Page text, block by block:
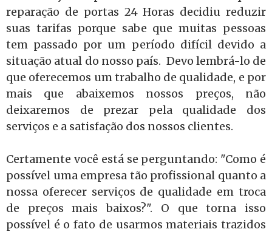
reparação de portas 24 Horas decidiu reduzir
suas tarifas porque sabe que muitas pessoas
tem passado por um período difícil devido a
situação atual do nosso país. Devo lembrá-lo de
que oferecemos um trabalho de qualidade, e por
mais que abaixemos nossos preços, não
deixaremos de prezar pela qualidade dos
serviços e a satisfação dos nossos clientes.
Certamente você está se perguntando: "Como é
possível uma empresa tão profissional quanto a
nossa oferecer serviços de qualidade em troca
de preços mais baixos?". O que torna isso
possível é o fato de usarmos materiais trazidos